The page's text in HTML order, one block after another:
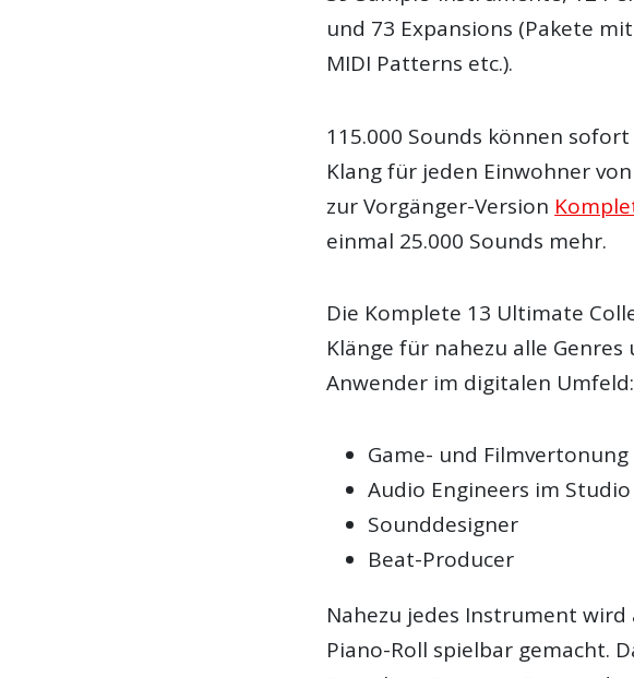
und 73 Expansions (Pakete
MIDI Patterns etc.).
115.000 Sounds können
Klang für jeden Einwohner
zur Vorgänger-Version
einmal 25.000 Sounds mehr.
Die Komplete 13 Ultimate
Klänge für nahezu alle
Anwender im digitalen Umfeld:
Game- und Filmvertonung
Audio Engineers im Studio
Sounddesigner
Beat-Producer
Nahezu jedes Instrument
Piano-Roll spielbar gemacht.